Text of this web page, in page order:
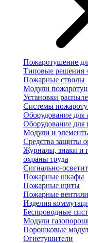
Пожаротушение
Типовые решения
Пожарные стволы
Модули
Установки
Системы
Оборудование для
Оборудование для
Модули и
Средства защиты
Журналы, знаки и
охраны труда
Сигнально-
Пожарные шкафы
Пожарные щиты
Пожарные вентили
Изделия
Беспроводные
Модули
Порошковые
Огнетушители